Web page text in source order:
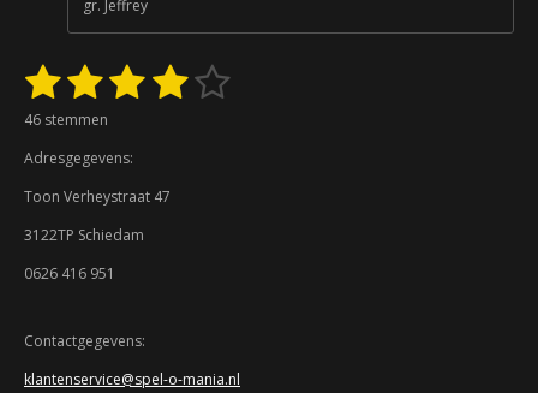
gr. Jeffrey
R
t
n
g
3
.
4
8
1
s
t
e
r
2
s
t
e
r
r
n
3
t
e
r
r
n
4
e
5
46 stemmen
Adresgegevens:
Toon Verheystraat 47
3122TP Schiedam
0626 416 951
Contactgegevens:
klantenservice@spel-o-mania.nl